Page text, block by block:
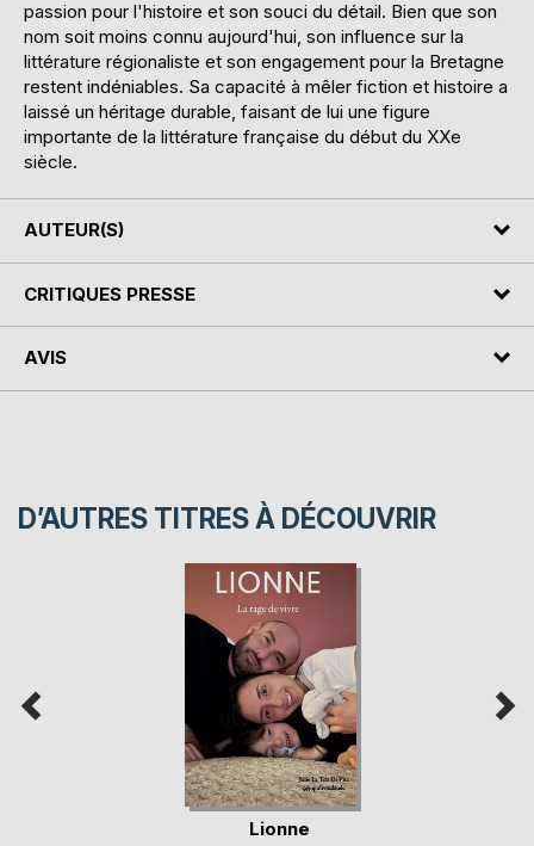
passion pour l'histoire et son souci du détail. Bien que son
nom soit moins connu aujourd'hui, son influence sur la
littérature régionaliste et son engagement pour la Bretagne
restent indéniables. Sa capacité à mêler fiction et histoire a
laissé un héritage durable, faisant de lui une figure
importante de la littérature française du début du XXe
siècle.
AUTEUR(S)
CRITIQUES PRESSE
AVIS
D’AUTRES TITRES À DÉCOUVRIR
Lionne